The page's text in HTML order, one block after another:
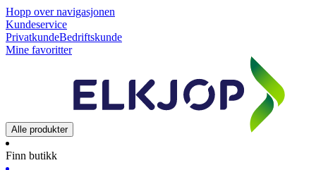
Hopp over navigasjonen
Kundeservice
PrivatkundeBedriftskunde
Mine favoritter
Alle produkter
Finn butikk